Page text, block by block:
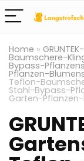
Home »
Baumschere-
Bypass-
Pflanzen-
Teflon-
Stahl-Bypass-
Garten-